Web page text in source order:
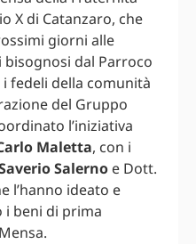
X di Catanzaro, che
giorni alle
dal Parroco
fedeli della comunità
del Gruppo
l’iniziativa
Maletta, con i
Salerno e Dott.
l’hanno ideato e
i beni di prima